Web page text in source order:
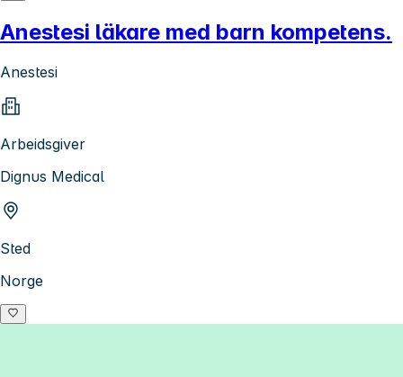
Anestesi läkare med barn kompetens.
Anestesi
Arbeidsgiver
Dignus Medical
Sted
Norge